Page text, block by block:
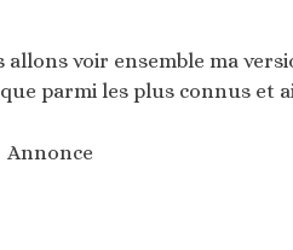
voir ensemble ma
parmi les plus connus et
Annonce